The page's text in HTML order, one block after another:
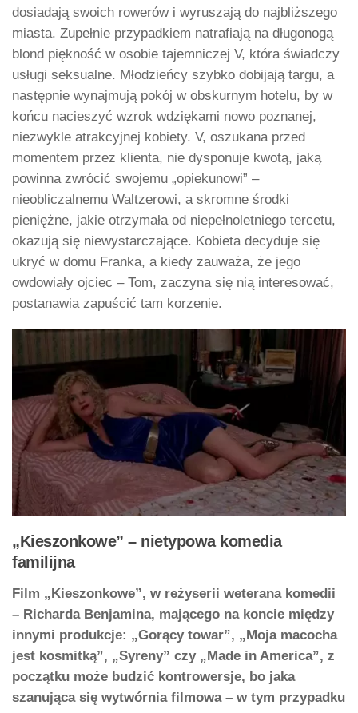
dosiadają swoich rowerów i wyruszają do najbliższego
miasta. Zupełnie przypadkiem natrafiają na długonogą
blond piękność w osobie tajemniczej V, która świadczy
usługi seksualne. Młodzieńcy szybko dobijają targu, a
następnie wynajmują pokój w obskurnym hotelu, by w
końcu nacieszyć wzrok wdziękami nowo poznanej,
niezwykle atrakcyjnej kobiety. V, oszukana przed
momentem przez klienta, nie dysponuje kwotą, jaką
powinna zwrócić swojemu „opiekunowi” –
nieobliczalnemu Waltzerowi, a skromne środki
pieniężne, jakie otrzymała od niepełnoletniego tercetu,
okazują się niewystarczające. Kobieta decyduje się
ukryć w domu Franka, a kiedy zauważa, że jego
owdowiały ojciec – Tom, zaczyna się nią interesować,
postanawia zapuścić tam korzenie.
„Kieszonkowe” – nietypowa komedia
familijna
Film „Kieszonkowe”, w reżyserii weterana komedii
– Richarda Benjamina, mającego na koncie między
innymi produkcje: „Gorący towar”, „Moja macocha
jest kosmitką”, „Syreny” czy „Made in America”, z
początku może budzić kontrowersje, bo jaka
szanująca się wytwórnia filmowa – w tym przypadku